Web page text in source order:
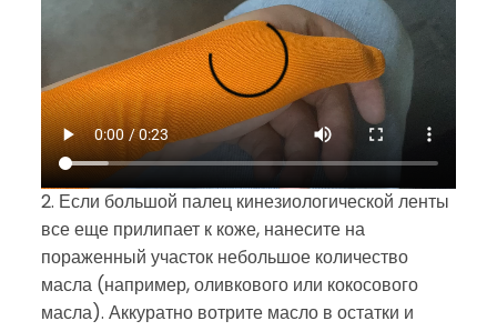
2. Если большой палец кинезиологической ленты
все еще прилипает к коже, нанесите на
пораженный участок небольшое количество
масла (например, оливкового или кокосового
масла). Аккуратно вотрите масло в остатки и